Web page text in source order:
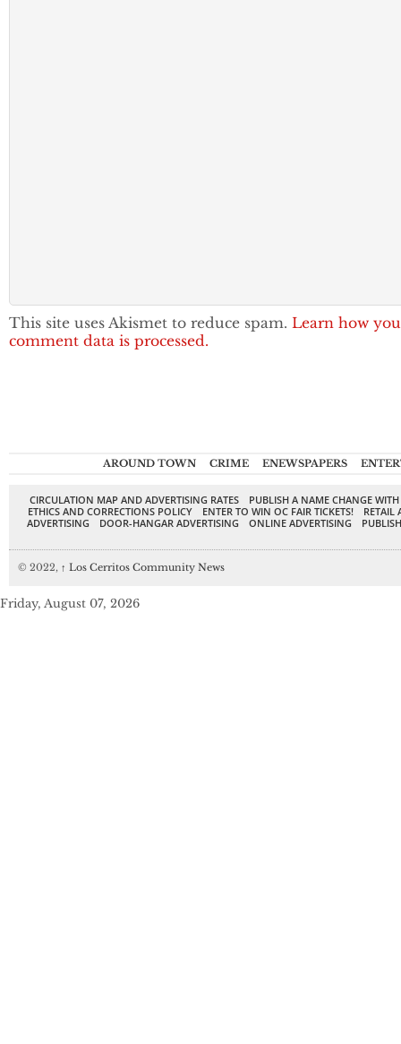
This site uses Akismet to reduce spam. Learn how
comment data is processed.
AROUND TOWN CRIME ENEWSPAPERS
CIRCULATION MAP AND ADVERTISING RATES
PUBLISH A NAME CHANGE
ETHICS AND CORRECTIONS POLICY
ENTER TO WIN OC FAIR TICKETS!
RETAIL
ADVERTISING
DOOR-HANGAR ADVERTISING ONLINE ADVERTISING
© 2022, ↑ Los Cerritos Community News
Friday, August 07, 2026